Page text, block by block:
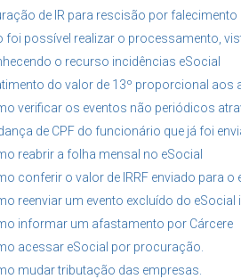
de IR para rescisão por
foi possível realizar o processamento,
o recurso incidências eSocial
do valor de 13º proporcional
verificar os eventos não periódicos
de CPF do funcionário que já foi
reabrir a folha mensal no eSocial
conferir o valor de IRRF enviado para o
reenviar um evento excluído do eSocial
informar um afastamento por Cárcere
acessar eSocial por procuração.
mudar tributação das empresas.